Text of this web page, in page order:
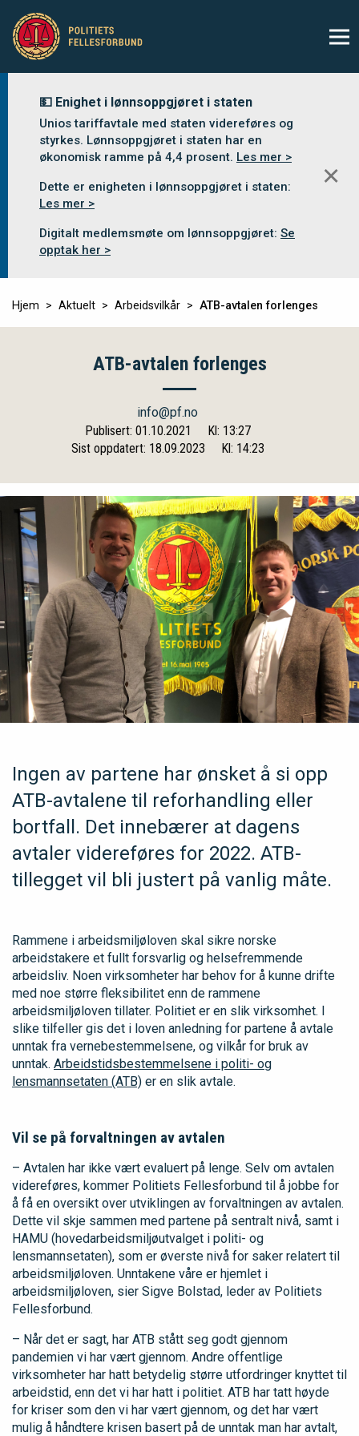
💵 Enighet i lønnsoppgjøret i staten
Unios tariffavtale med staten videreføres og
styrkes. Lønnsoppgjøret i staten har en
økonomisk ramme på 4,4 prosent. Les mer >
Dette er enigheten i lønnsoppgjøret i staten:
Les mer >
Digitalt medlemsmøte om lønnsoppgjøret: Se
opptak her >
✕
Hjem Aktuelt Arbeidsvilkår ATB-avtalen forlenges
ATB-avtalen forlenges
info@pf.no
Publisert: 01.10.2021
Kl: 13:27
Sist oppdatert: 18.09.2023
Kl: 14:23
Ingen av partene har ønsket å si opp
ATB-avtalene til reforhandling eller
bortfall. Det innebærer at dagens
avtaler videreføres for 2022. ATB-
tillegget vil bli justert på vanlig måte.
Rammene i arbeidsmiljøloven skal sikre norske
arbeidstakere et fullt forsvarlig og helsefremmende
arbeidsliv. Noen virksomheter har behov for å kunne drifte
med noe større fleksibilitet enn de rammene
arbeidsmiljøloven tillater. Politiet er en slik virksomhet. I
slike tilfeller gis det i loven anledning for partene å avtale
unntak fra vernebestemmelsene, og vilkår for bruk av
unntak. Arbeidstidsbestemmelsene i politi- og
lensmannsetaten (ATB) er en slik avtale.
Vil se på forvaltningen av avtalen
– Avtalen har ikke vært evaluert på lenge. Selv om avtalen
videreføres, kommer Politiets Fellesforbund til å jobbe for
å få en oversikt over utviklingen av forvaltningen av avtalen.
Dette vil skje sammen med partene på sentralt nivå, samt i
HAMU (hovedarbeidsmiljøutvalget i politi- og
lensmannsetaten), som er øverste nivå for saker relatert til
arbeidsmiljøloven. Unntakene våre er hjemlet i
arbeidsmiljøloven, sier Sigve Bolstad, leder av Politiets
Fellesforbund.
– Når det er sagt, har ATB stått seg godt gjennom
pandemien vi har vært gjennom. Andre offentlige
virksomheter har hatt betydelig større utfordringer knyttet til
arbeidstid, enn det vi har hatt i politiet. ATB har tatt høyde
for kriser som den vi har vært gjennom, og det har vært
mulig å håndtere krisen basert på de unntak man har avtalt,